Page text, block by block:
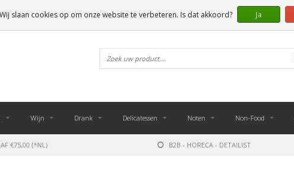
Wijn Drank Delicatessen Noten Non-Food
€75,00 (*NL) B2B - HORECA - DETAILIST
Wij slaan cookies op om onze website te verbeteren. Is dat akkoord? Ja